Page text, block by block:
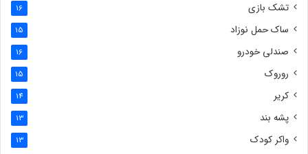
تشک بازی 16
ساک حمل نوزاد 15
صندلی خودرو 16
روروک 15
کریر 14
پشه بند 13
واکر کودک 13